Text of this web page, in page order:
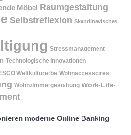
Möbel Raumgestaltung
Selbstreflexion Skandinavisches
Stressmanagement
Technologische Innovationen
Weltkulturerbe Wohnaccessoires
Wohnzimmergestaltung Work-Life-
moderne Online Banking